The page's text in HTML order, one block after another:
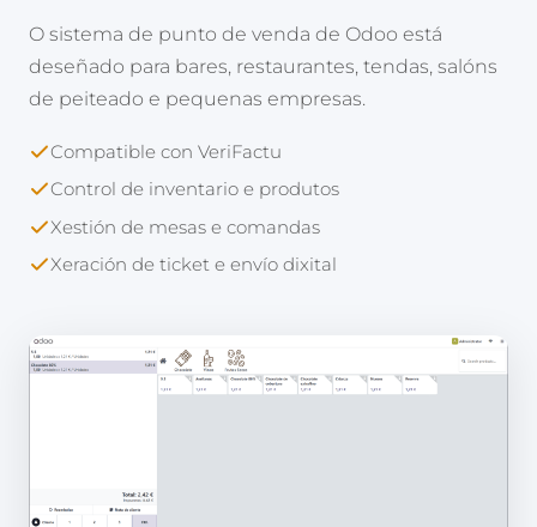
O sistema de punto de venda de Odoo está
deseñado para bares, restaurantes, tendas, salóns
de peiteado e pequenas empresas.
Compatible con VeriFactu
Control de inventario e produtos
Xestión de mesas e comandas
Xeración de ticket e envío dixital